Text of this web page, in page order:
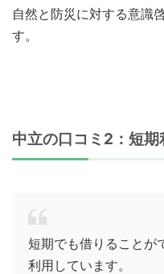
自然と防災に対する意識
す。
中立の口コミ2：短期
短期でも借りることが
利用しています。